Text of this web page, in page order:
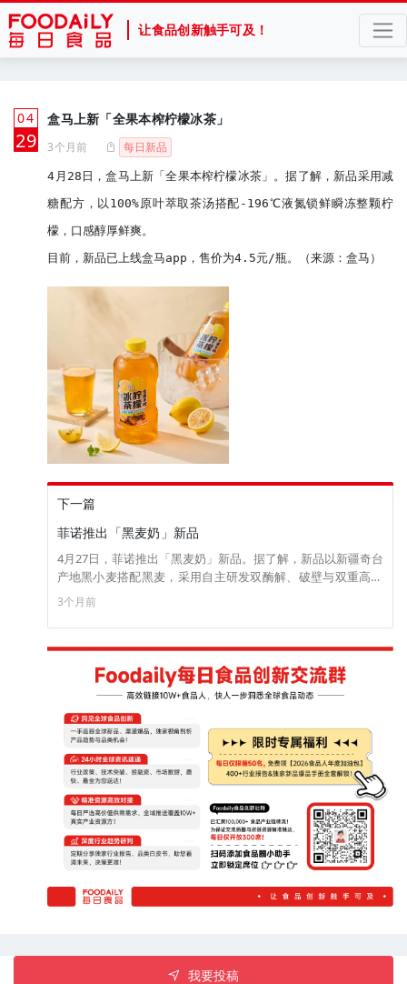
让食品创新触手可及！
04
月
29
盒马上新「全果本榨柠檬冰茶」
3个月前 每日新品
4月28日，盒马上新「全果本榨柠檬冰茶」。据了解，新品采用减
糖配方，以100%原叶萃取茶汤搭配-196℃液氮锁鲜瞬冻整颗柠
檬，口感醇厚鲜爽。
目前，新品已上线盒马app，售价为4.5元/瓶。（来源：盒马）
下一篇
菲诺推出「黑麦奶」新品
4月27日，菲诺推出「黑麦奶」新品。据了解，新品以新疆奇台
产地黑小麦搭配黑麦，采用自主研发双酶解、破壁与双重高压
均质工艺制成，谷物香气浓郁，0添加植物油，每100克脂肪含
量仅0.9克，适配咖啡、茶饮、果汁等各种出品方向，覆盖早
餐、健身、下午茶等全场景。（来源：菲诺FreeNow）
3个月前
我要投稿